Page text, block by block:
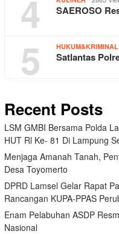
4 SAEROSO
5 HUKUM&KRIMINAL
Satlantas
Recent Posts
LSM GMBI Bersama Polda
HUT Rl Ke- 81 Di Lampung
Menjaga Amanah Tanah,
Desa Toyomerto
DPRD Lamsel Gelar Rapat
Rancangan KUPA-PPAS
Enam Pelabuhan ASDP
Nasional